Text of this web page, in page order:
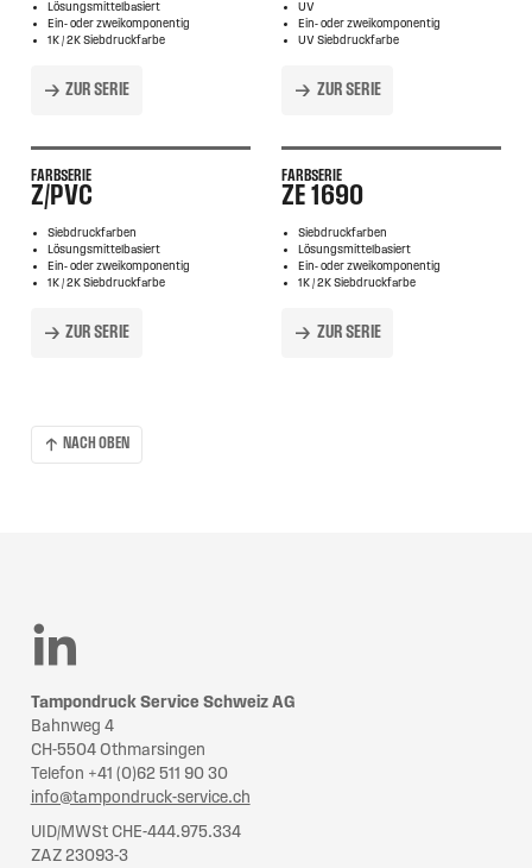
Lösungsmittelbasiert
Ein- oder zweikomponentig
1K / 2K Siebdruckfarbe
ZUR SERIE
UV
Ein- oder zweikomponentig
UV Siebdruckfarbe
ZUR SERIE
FARBSERIE
Z/PVC
Siebdruckfarben
Lösungsmittelbasiert
Ein- oder zweikomponentig
1K / 2K Siebdruckfarbe
ZUR SERIE
FARBSERIE
ZE 1690
Siebdruckfarben
Lösungsmittelbasiert
Ein- oder zweikomponentig
1K / 2K Siebdruckfarbe
ZUR SERIE
NACH OBEN
Tampondruck Service Schweiz AG
Bahnweg 4
CH-5504 Othmarsingen
Telefon +41 (0)62 511 90 30
info@tampondruck-service.ch
UID/MWSt CHE-444.975.334
ZAZ 23093-3